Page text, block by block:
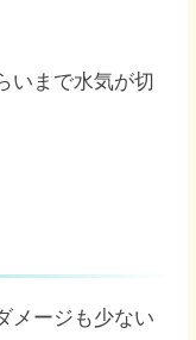
いまで水気が切
メージも少ない